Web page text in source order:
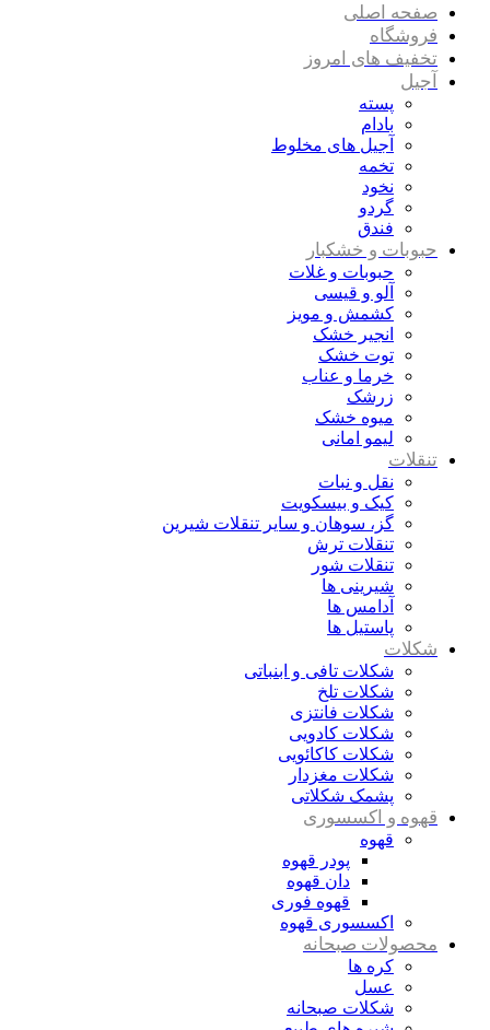
صفحه اصلی
فروشگاه
تخفیف های امروز
آجیل
پسته
بادام
آجیل های مخلوط
تخمه
نخود
گردو
فندق
حبوبات و خشکبار
حبوبات و غلات
آلو و قیسی
کشمش و مویز
انجیر خشک
توت خشک
خرما و عناب
زرشک
میوه خشک
لیمو امانی
تنقلات
نقل و نبات
کیک و بیسکویت
گز، سوهان و سایر تنقلات شیرین
تنقلات ترش
تنقلات شور
شیرینی ها
آدامس ها
پاستیل ها
شکلات
شکلات تافی و ابنباتی
شکلات تلخ
شکلات فانتزی
شکلات کادویی
شکلات کاکائویی
شکلات مغزدار
پشمک شکلاتی
قهوه و اکسسوری
قهوه
پودر قهوه
دان قهوه
قهوه فوری
اکسسوری قهوه
محصولات صبحانه
کره ها
عسل
شکلات صبحانه